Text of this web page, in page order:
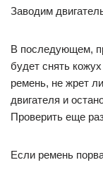
Заводим
В последующем,
будет снять
ремень, не жрет
двигателя и
Проверить еще
Если ремень